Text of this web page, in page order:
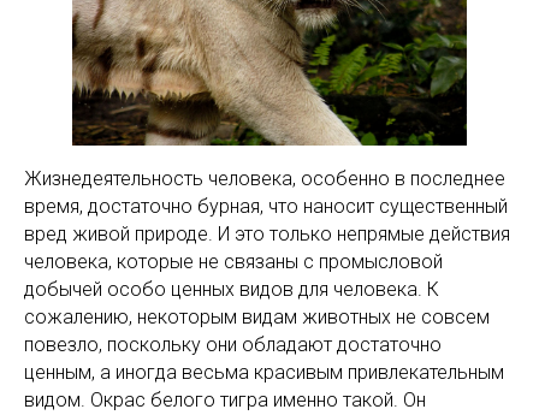
Жизнедеятельность человека, особенно в последнее
время, достаточно бурная, что наносит существенный
вред живой природе. И это только непрямые действия
человека, которые не связаны с промысловой
добычей особо ценных видов для человека. К
сожалению, некоторым видам животных не совсем
повезло, поскольку они обладают достаточно
ценным, а иногда весьма красивым привлекательным
видом. Окрас белого тигра именно такой. Он